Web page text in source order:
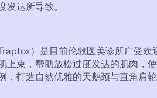
发达所导致。
）是目前伦敦医美诊所广受
上束，帮助放松过度发达的肌肉，
，打造自然优雅的天鹅颈与直角肩